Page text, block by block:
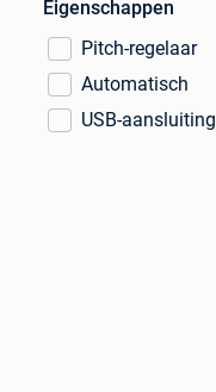
Eigenschappen
Pitch-regelaar
Automatisch
USB-aansluiting